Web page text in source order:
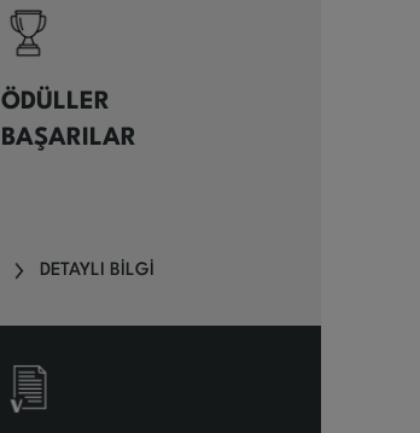
ÖDÜLLER
BAŞARILAR
DETAYLI BİLGİ